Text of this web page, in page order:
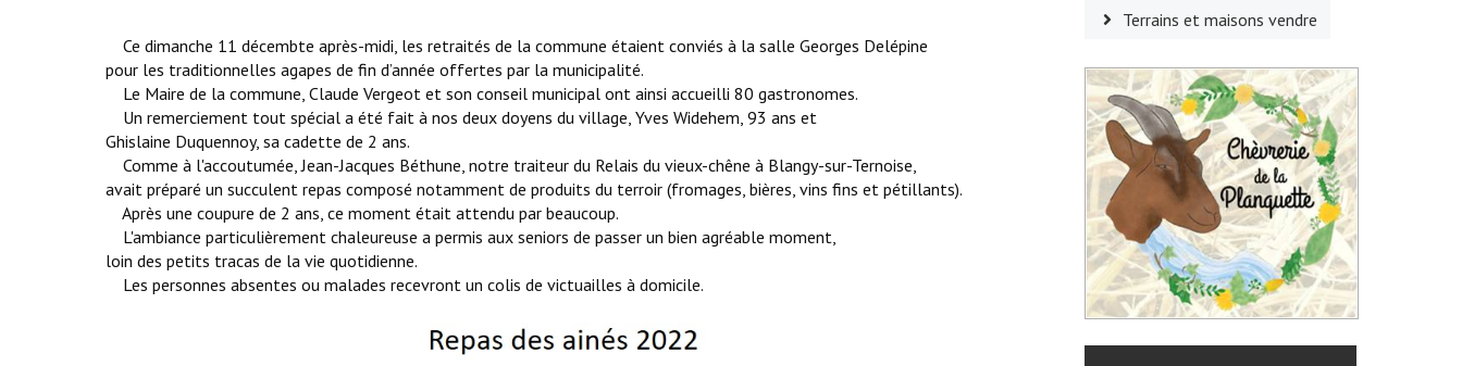
Ce dimanche 11 décembte après-midi, les retraités de la commune étaient conviés à la salle Georges Delépine
pour les traditionnelles agapes de fin d’année offertes par la municipalité.
Le Maire de la commune, Claude Vergeot et son conseil municipal ont ainsi accueilli 80 gastronomes.
Un remerciement tout spécial a été fait à nos deux doyens du village, Yves Widehem, 93 ans et
Ghislaine Duquennoy, sa cadette de 2 ans.
Comme à l'accoutumée, Jean-Jacques Béthune, notre traiteur du Relais du vieux-chêne à Blangy-sur-Ternoise,
avait préparé un succulent repas composé notamment de produits du terroir (fromages, bières, vins fins et pétillants).
Après une coupure de 2 ans, ce moment était attendu par beaucoup.
L'ambiance particulièrement chaleureuse a permis aux seniors de passer un bien agréable moment,
loin des petits tracas de la vie quotidienne.
Les personnes absentes ou malades recevront un colis de victuailles à domicile.
Terrains et maisons vendre